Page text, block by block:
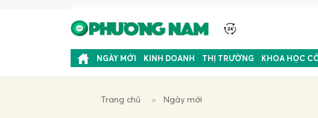
NGÀY MỚI KINH DOANH THỊ TRƯỜNG KHOA HỌC
Trang chủ Ngày mới